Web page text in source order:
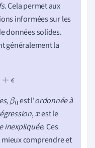
. Cela permet aux
informées sur les
données solides.
généralement la
,β0est l'ordonnée à
,x est le
inexpliquée. Ces
comprendre et